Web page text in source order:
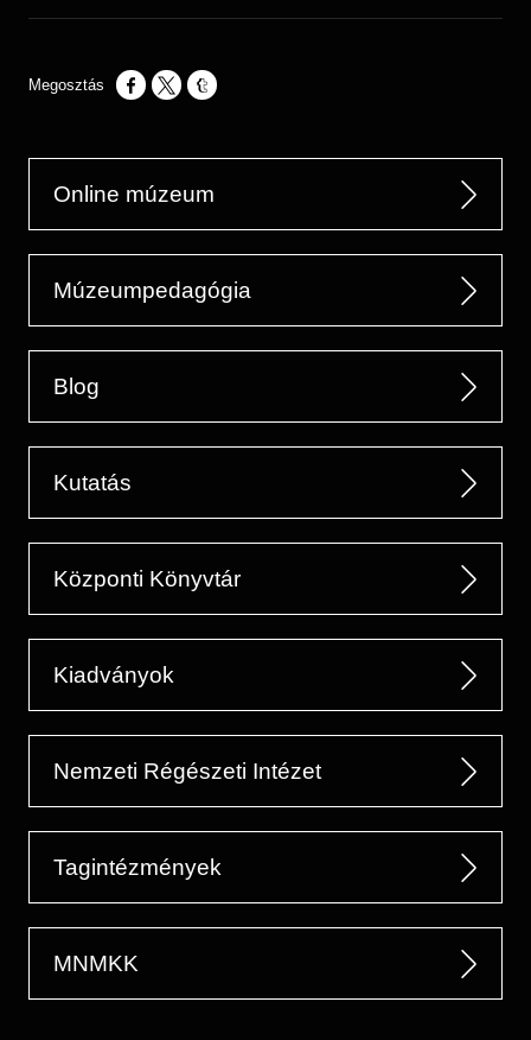
Opens in a new window
Opens in a new window
Opens in a new window
Online múzeum
Múzeumpedagógia
Blog
Kutatás
Központi Könyvtár
Kiadványok
Nemzeti Régészeti Intézet
Tagintézmények
MNMKK